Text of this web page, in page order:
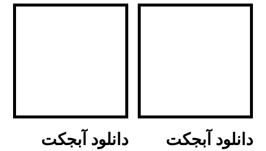
دانلود آبجکت دانلود آبجکت